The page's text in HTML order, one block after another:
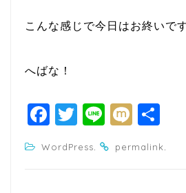
こんな感じで今日はお終いです
へばな！
F
c
T
itt
Li
e
M
ixi
WordPress permalink